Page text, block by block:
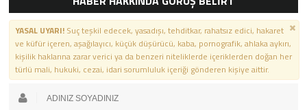
YASAL UYARI! Suç teşkil edecek, yasadışı, tehditkar, rahatsız edici, hakaret
ve küfür içeren, aşağılayıcı, küçük düşürücü, kaba, pornografik, ahlaka aykırı,
kişilik haklarına zarar verici ya da benzeri niteliklerde içeriklerden doğan her
türlü mali, hukuki, cezai, idari sorumluluk içeriği gönderen kişiye aittir.